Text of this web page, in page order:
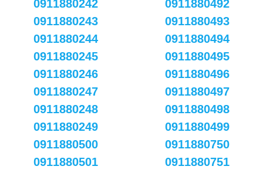
0911880242
0911880243
0911880244
0911880245
0911880246
0911880247
0911880248
0911880249
0911880492
0911880493
0911880494
0911880495
0911880496
0911880497
0911880498
0911880499
0911880500
0911880501
0911880750
0911880751